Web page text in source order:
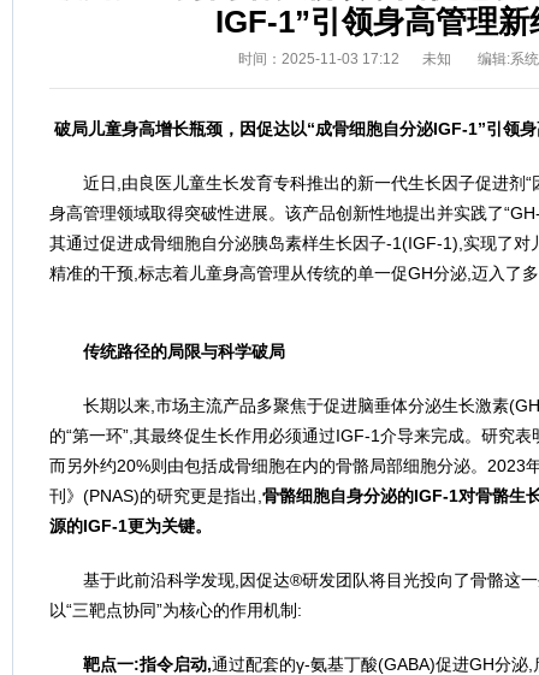
IGF-1”引领身高管理新
时间：2025-11-03 17:12 未知 编辑:系
破局儿童身高增长瓶颈，因促达以“成骨细胞自分泌IGF-1”引领
近日,由良医儿童生长发育专科推出的新一代生长因子促进剂
身高管理领域取得突破性进展。该产品创新性地提出并实践了
其通过促进成骨细胞自分泌胰岛素样生长因子-1(IGF-1),实现了对
精准的干预,标志着儿童身高管理从传统的单一促GH分泌,迈入了
传统路径的局限与科学破局
长期以来,市场主流产品多聚焦于促进脑垂体分泌生长激素
的“第一环”,其最终促生长作用必须通过IGF-1介导来完成。研究
而另外约20%则由包括成骨细胞在内的骨骼局部细胞分泌。2023
刊》(PNAS)的研究更是指出, 骨骼细胞自身分泌的IGF-1对骨骼生
源的IGF-1更为关键。
基于此前沿科学发现,因促达®研发团队将目光投向了骨骼这
以“三靶点协同”为核心的作用机制:
靶点一:指令启动,通过配套的γ-氨基丁酸(GABA)促进GH分泌,